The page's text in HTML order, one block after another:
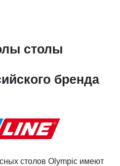
столы
бренда
столов Olympic имеют